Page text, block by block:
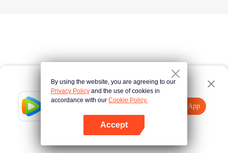
Tencent Video
打開App
點擊此處
By using the website, you are agreeing to our
Privacy Policy and the use of cookies in
accordance with our Cookie Policy.
Accept